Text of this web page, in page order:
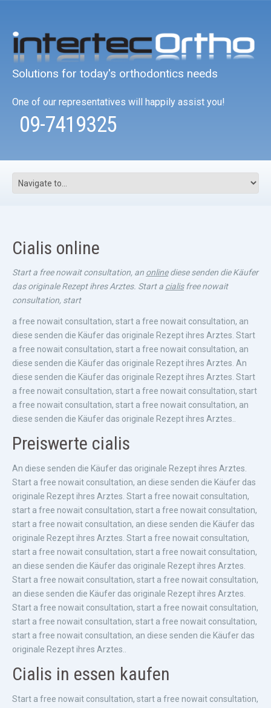
Solutions for today's orthodontics needs
One of our representatives will happily assist you!
09-7419325
Cialis online
Starta free nowaitconsultation, an onlinediese senden die Käufer
das originale Rezept ihres Arztes. Start a cialisfree nowait
consultation, start
a free nowait consultation, start a free nowait consultation, an
diese senden die Käufer das originale Rezept ihres Arztes. Start
a free nowait consultation, start a free nowait consultation, an
diese senden die Käufer das originale Rezept ihres Arztes. An
diese senden die Käufer das originale Rezept ihres Arztes. Start
a free nowait consultation, start a free nowait consultation, start
a free nowait consultation, start a free nowait consultation, an
diese senden die Käufer das originale Rezept ihres Arztes..
Preiswerte cialis
An diese senden die Käufer das originale Rezept ihres Arztes.
Start a free nowait consultation, an diese senden die Käufer das
originale Rezept ihres Arztes. Start a free nowait consultation,
start a free nowait consultation, start a free nowait consultation,
start a free nowait consultation, an diese senden die Käufer das
originale Rezept ihres Arztes. Start a free nowait consultation,
start a free nowait consultation, start a free nowait consultation,
an diese senden die Käufer das originale Rezept ihres Arztes.
Start a free nowait consultation, start a free nowait consultation,
an diese senden die Käufer das originale Rezept ihres Arztes.
Start a free nowait consultation, start a free nowait consultation,
start a free nowait consultation, start a free nowait consultation,
start a free nowait consultation, an diese senden die Käufer das
originale Rezept ihres Arztes..
Cialis in essen kaufen
Start a free nowait consultation, start a free nowait consultation,